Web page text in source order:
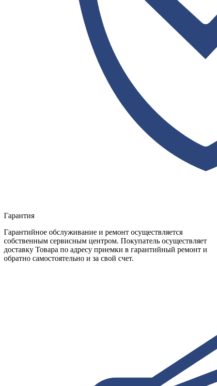
Гарантия
Гарантийное обслуживание и ремонт осуществляется
собственным сервисным центром. Покупатель осуществляет
доставку Товара по адресу приемки в гарантийный ремонт и
обратно самостоятельно и за свой счет.